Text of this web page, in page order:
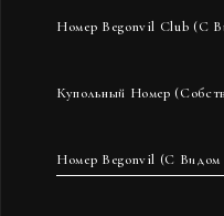
Номер Begonvil Club (с
Купольный Номер
Номер Begonvil (с